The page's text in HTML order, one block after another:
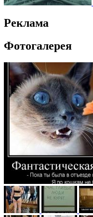
Реклама
Фотогалерея